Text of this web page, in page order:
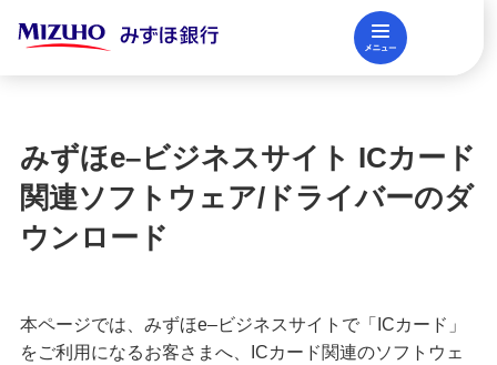
法人口座開設
決済業務
みずほe–ビジネスサイト ICカード
関連ソフトウェア/ドライバーのダ
ウンロード
本ページでは、みずほe–ビジネスサイトで「ICカード」
をご利用になるお客さまへ、ICカード関連のソフトウェ